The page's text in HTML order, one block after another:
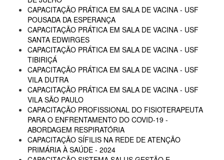
CAPACITAÇÃO PRÁTICA EM SALA DE VACINA - USF
POUSADA DA ESPERANÇA
CAPACITAÇÃO PRÁTICA EM SALA DE VACINA - USF
SANTA EDWIRGES
CAPACITAÇÃO PRÁTICA EM SALA DE VACINA - USF
TIBIRIÇÁ
CAPACITAÇÃO PRÁTICA EM SALA DE VACINA - USF
VILA DUTRA
CAPACITAÇÃO PRÁTICA EM SALA DE VACINA - USF
VILA SÃO PAULO
CAPACITAÇÃO PROFISSIONAL DO FISIOTERAPEUTA
PARA O ENFRENTAMENTO DO COVID-19 -
ABORDAGEM RESPIRATÓRIA
CAPACITAÇÃO SÍFILIS NA REDE DE ATENÇÃO
PRIMÁRIA À SAÚDE - 2024